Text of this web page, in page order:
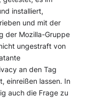
installiert,
und mit der
der Mozilla-Gruppe
ungestraft von
an den Tag
einreißen lassen. In
auch die Frage zu